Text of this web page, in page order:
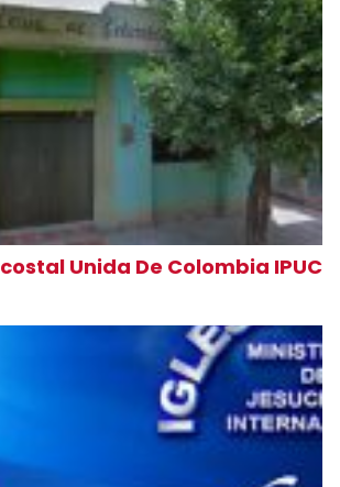
Unida De Colombia IPUC